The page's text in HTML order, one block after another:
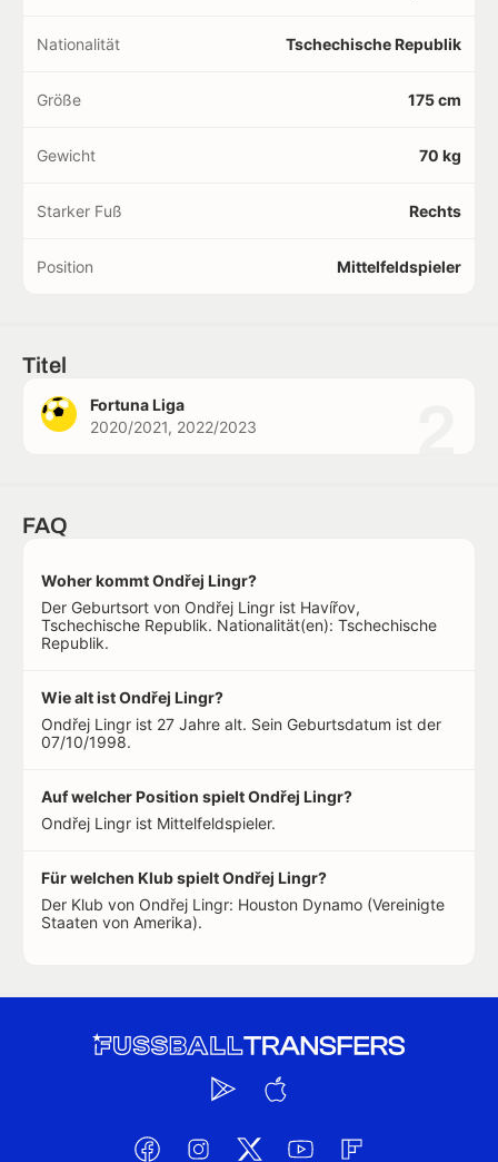
Nationalität Tschechische Republik
Größe 175 cm
Gewicht 70 kg
Starker Fuß Rechts
Position Mittelfeldspieler
Titel
Fortuna Liga
2020/2021, 2022/2023
FAQ
Woher kommt Ondřej Lingr?
Der Geburtsort von Ondřej Lingr ist Havířov,
Tschechische Republik. Nationalität(en): Tschechische
Republik.
Wie alt ist Ondřej Lingr?
Ondřej Lingr ist 27 Jahre alt. Sein Geburtsdatum ist der
07/10/1998.
Auf welcher Position spielt Ondřej Lingr?
Ondřej Lingr ist Mittelfeldspieler.
Für welchen Klub spielt Ondřej Lingr?
Der Klub von Ondřej Lingr: Houston Dynamo (Vereinigte
Staaten von Amerika).